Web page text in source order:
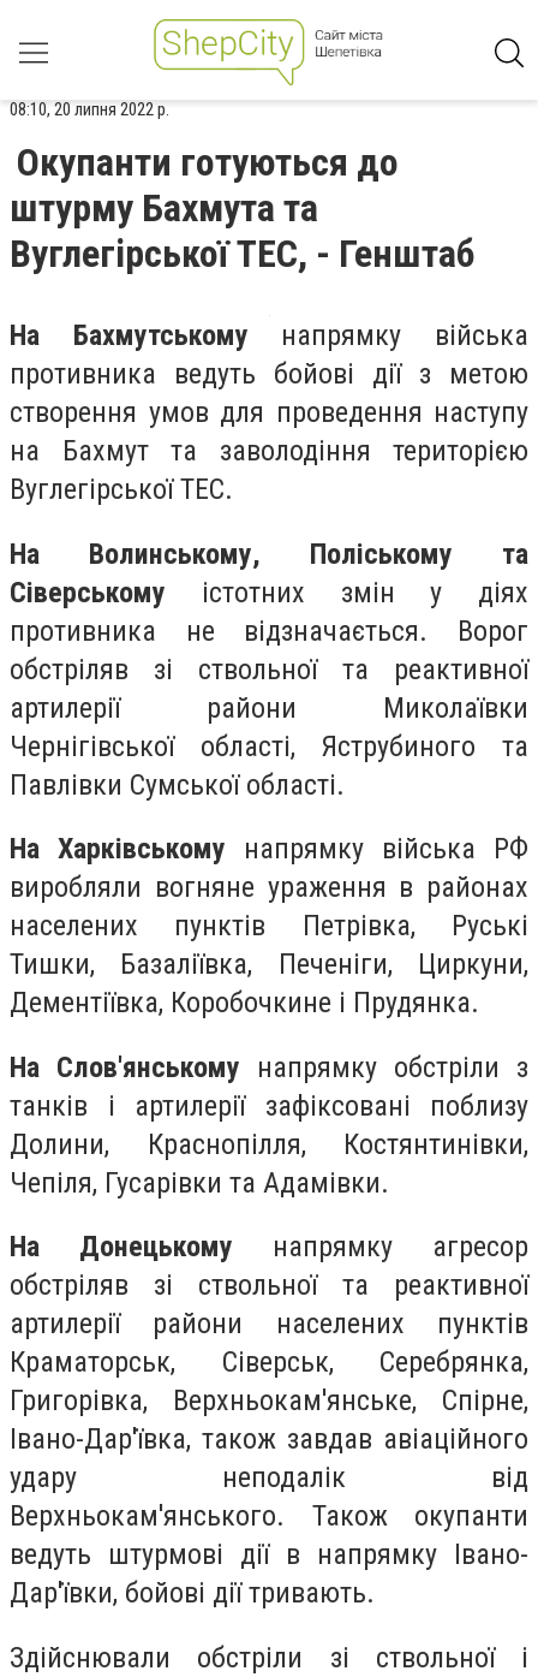
08:10, 20 липня 2022 р.
Окупанти готуються до
штурму Бахмута та
Вуглегірської ТЕС, - Генштаб
На Бахмутському напрямку війська
противника ведуть бойові дії з метою
створення умов для проведення наступу
на Бахмут та заволодіння територією
Вуглегірської ТЕС.
На Волинському, Поліському та
Сіверському істотних змін у діях
противника не відзначається. Ворог
обстріляв зі ствольної та реактивної
артилерії райони Миколаївки
Чернігівської області, Яструбиного та
Павлівки Сумської області.
На Харківському напрямку війська РФ
виробляли вогняне ураження в районах
населених пунктів Петрівка, Руські
Тишки, Базаліївка, Печеніги, Циркуни,
Дементіївка, Коробочкине і Прудянка.
На Слов'янському напрямку обстріли з
танків і артилерії зафіксовані поблизу
Долини, Краснопілля, Костянтинівки,
Чепіля, Гусарівки та Адамівки.
На Донецькому напрямку агресор
обстріляв зі ствольної та реактивної
артилерії райони населених пунктів
Краматорськ, Сіверськ, Серебрянка,
Григорівка, Верхньокам'янське, Спірне,
Івано-Дар'ївка, також завдав авіаційного
удару неподалік від
Верхньокам'янського. Також окупанти
ведуть штурмові дії в напрямку Івано-
Дар'ївки, бойові дії тривають.
Здійснювали обстріли зі ствольної і